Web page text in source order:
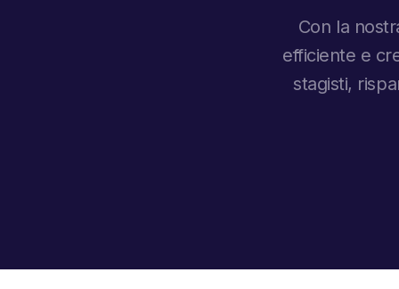
Con la
efficiente e
stagisti,